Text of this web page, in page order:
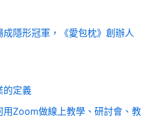
隱形冠軍，《愛包枕》創辦人
的定義
Zoom做線上教學、研討會、教